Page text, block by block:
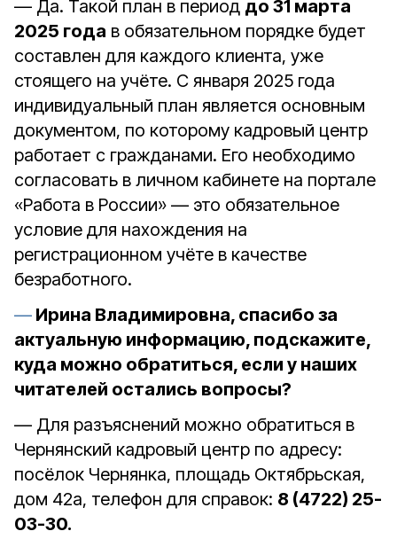
— Да. Такой план в период до 31 марта
2025 года в обязательном порядке будет
составлен для каждого клиента, уже
стоящего на учёте. С января 2025 года
индивидуальный план является основным
документом, по которому кадровый центр
работает с гражданами. Его необходимо
согласовать в личном кабинете на портале
«Работа в России» — это обязательное
условие для нахождения на
регистрационном учёте в качестве
безработного.
Ирина Владимировна, спасибо за
актуальную информацию, подскажите,
куда можно обратиться, если у наших
читателей остались вопросы?
— Для разъяснений можно обратиться в
Чернянский кадровый центр по адресу:
посёлок Чернянка, площадь Октябрьская,
дом 42а, телефон для справок: 8 (4722) 25-
03-30.